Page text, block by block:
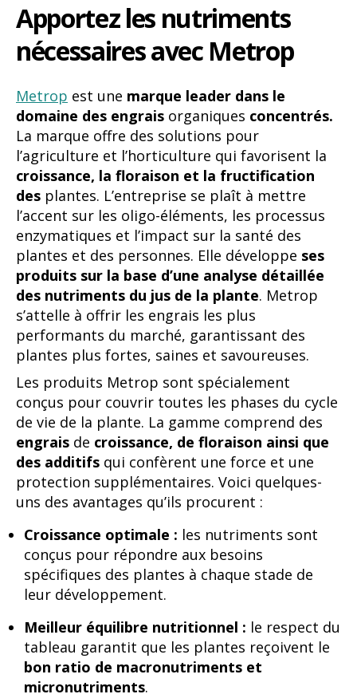
Apportez les nutriments
nécessaires avec Metrop
Metrop est une marque leader dans le
domaine des engrais organiques concentrés.
La marque offre des solutions pour
l’agriculture et l’horticulture qui favorisent la
croissance, la floraison et la fructification
des plantes. L’entreprise se plaît à mettre
l’accent sur les oligo-éléments, les processus
enzymatiques et l’impact sur la santé des
plantes et des personnes. Elle développe ses
produits sur la base d’une analyse détaillée
des nutriments du jus de la plante. Metrop
s’attelle à offrir les engrais les plus
performants du marché, garantissant des
plantes plus fortes, saines et savoureuses.
Les produits Metrop sont spécialement
conçus pour couvrir toutes les phases du cycle
de vie de la plante. La gamme comprend des
engrais de croissance, de floraison ainsi que
des additifs qui confèrent une force et une
protection supplémentaires. Voici quelques-
uns des avantages qu’ils procurent :
Croissance optimale : les nutriments sont
conçus pour répondre aux besoins
spécifiques des plantes à chaque stade de
leur développement.
Meilleur équilibre nutritionnel : le respect du
tableau garantit que les plantes reçoivent le
bon ratio de macronutriments et
micronutriments.